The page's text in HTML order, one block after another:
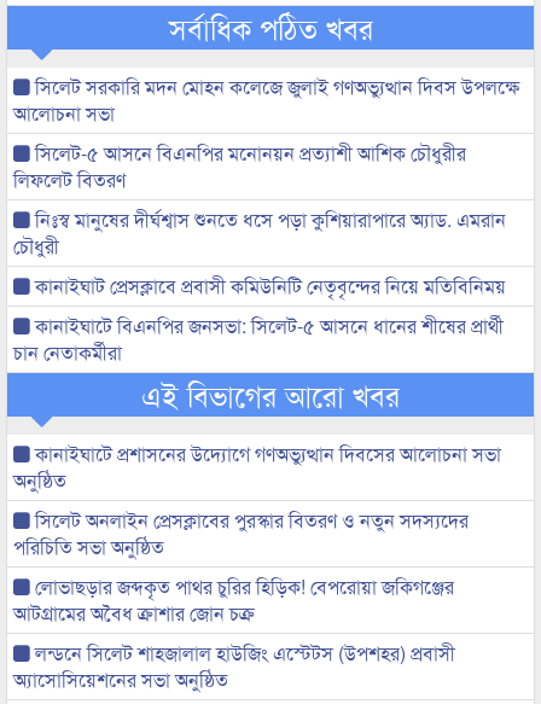
সর্বাধিক পঠিত খবর
সিলেট সরকারি মদন মোহন কলেজে জুলাই গণঅভ্যুত্থান দিবস উপলক্ষে
আলোচনা সভা
সিলেট-৫ আসনে বিএনপির মনোনয়ন প্রত্যাশী আশিক চৌধুরীর
লিফলেট বিতরণ
নিঃস্ব মানুষের দীর্ঘশ্বাস শুনতে ধসে পড়া কুশিয়ারাপারে অ্যাড. এমরান
চৌধুরী
কানাইঘাট প্রেসক্লাবে প্রবাসী কমিউনিটি নেতৃবৃন্দের নিয়ে মতিবিনিময়
কানাইঘাটে বিএনপির জনসভা: সিলেট-৫ আসনে ধানের শীষের প্রার্থী
চান নেতাকর্মীরা
এই বিভাগের আরো খবর
কানাইঘাটে প্রশাসনের উদ্যোগে গণঅভ্যুত্থান দিবসের আলোচনা সভা
অনুষ্ঠিত
সিলেট অনলাইন প্রেসক্লাবের পুরস্কার বিতরণ ও নতুন সদস্যদের
পরিচিতি সভা অনুষ্ঠিত
লোভাছড়ার জব্দকৃত পাথর চুরির হিড়িক! বেপরোয়া জকিগঞ্জের
আটগ্রামের অবৈধ ক্রাশার জোন চক্র
লন্ডনে সিলেট শাহজালাল হাউজিং এস্টেটস (উপশহর) প্রবাসী
অ্যাসোসিয়েশনের সভা অনুষ্ঠিত